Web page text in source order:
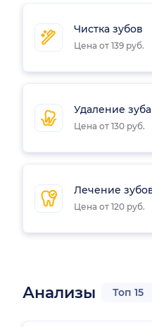
Чистка зубов
Цена от 139 руб.
Удаление зуба
Цена от 130 руб.
Лечение
Цена от 120 руб.
Анализы Топ 15